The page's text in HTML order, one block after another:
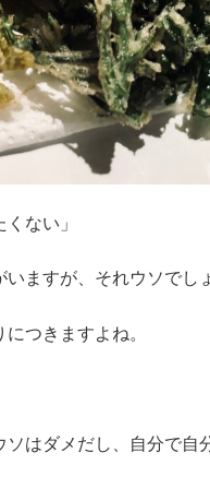
ない」
ますが、それウソでし
つきますよね。
ソはダメだし、自分で